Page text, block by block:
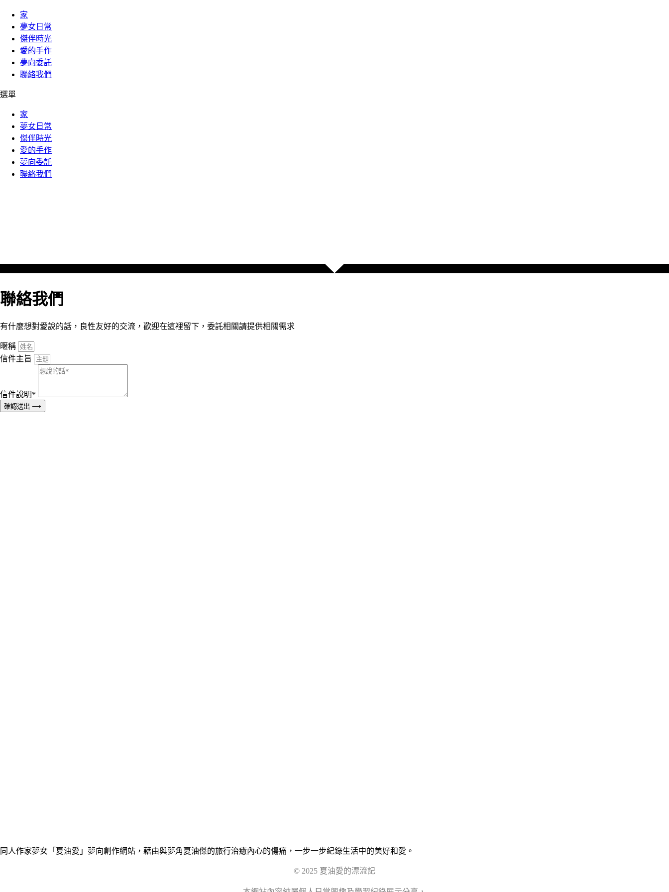
家
夢女日常
傑伴時光
愛的手作
夢向委託
聯絡我們
選單
家
夢女日常
傑伴時光
愛的手作
夢向委託
聯絡我們
聯絡我們
有什麼想對愛說的話，良性友好的交流，歡迎在這裡留下，委託相關請提供相關需求
暱稱
信件主旨
信件說明*
確認送出 ⟶
同人作家夢女「夏油愛」夢向創作網站，藉由與夢角夏油傑的旅行治癒內心的傷痛，一步一步紀錄生活中的美好和愛。
© 2025 夏油愛的漂流記